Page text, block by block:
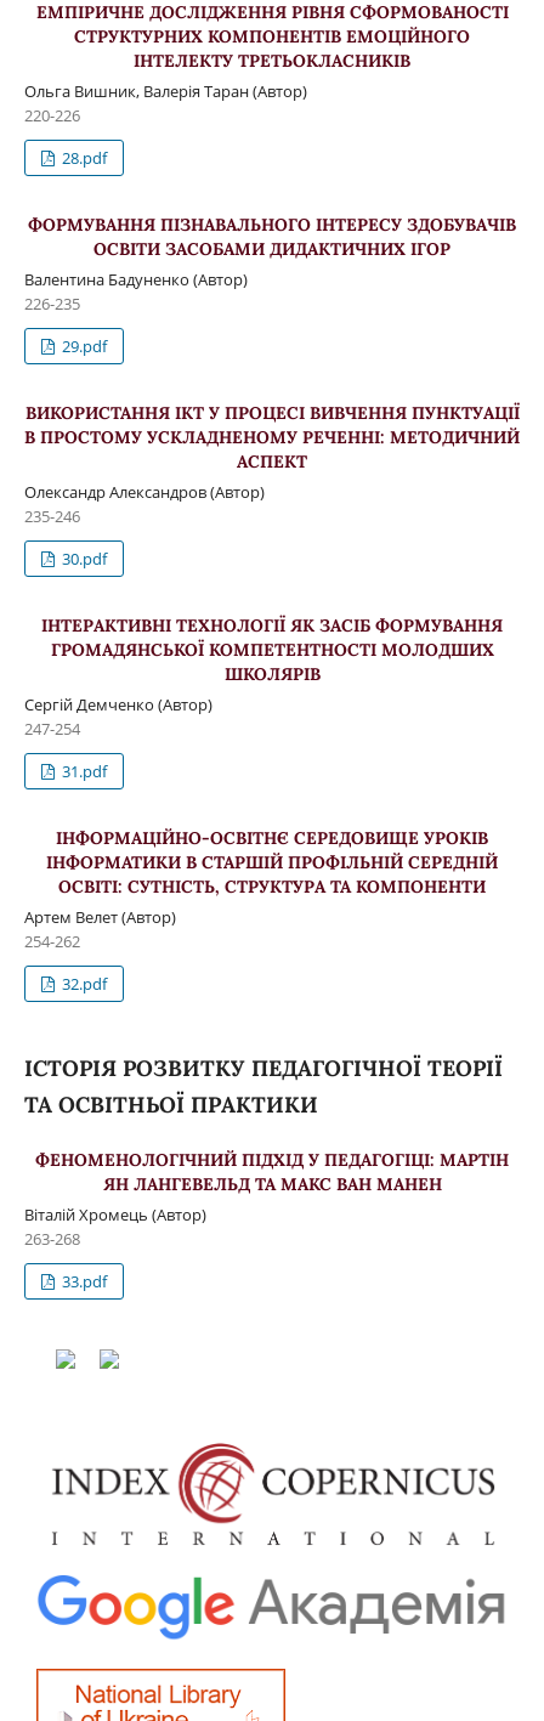
ЕМПІРИЧНЕ ДОСЛІДЖЕННЯ РІВНЯ СФОРМОВАНОСТІ
СТРУКТУРНИХ КОМПОНЕНТІВ ЕМОЦІЙНОГО
ІНТЕЛЕКТУ ТРЕТЬОКЛАСНИКІВ
Ольга Вишник, Валерія Таран (Автор)
220-226
28.pdf
ФОРМУВАННЯ ПІЗНАВАЛЬНОГО ІНТЕРЕСУ ЗДОБУВАЧІВ
ОСВІТИ ЗАСОБАМИ ДИДАКТИЧНИХ ІГОР
Валентина Бадуненко (Автор)
226-235
29.pdf
ВИКОРИСТАННЯ ІКТ У ПРОЦЕСІ ВИВЧЕННЯ ПУНКТУАЦІЇ
В ПРОСТОМУ УСКЛАДНЕНОМУ РЕЧЕННІ: МЕТОДИЧНИЙ
АСПЕКТ
Олександр Александров (Автор)
235-246
30.pdf
ІНТЕРАКТИВНІ ТЕХНОЛОГІЇ ЯК ЗАСІБ ФОРМУВАННЯ
ГРОМАДЯНСЬКОЇ КОМПЕТЕНТНОСТІ МОЛОДШИХ
ШКОЛЯРІВ
Сергій Демченко (Автор)
247-254
31.pdf
ІНФОРМАЦІЙНО-ОСВІТНЄ СЕРЕДОВИЩЕ УРОКІВ
ІНФОРМАТИКИ В СТАРШІЙ ПРОФІЛЬНІЙ СЕРЕДНІЙ
ОСВІТІ: СУТНІСТЬ, СТРУКТУРА ТА КОМПОНЕНТИ
Артем Велет (Автор)
254-262
32.pdf
ІСТОРІЯ РОЗВИТКУ ПЕДАГОГІЧНОЇ ТЕОРІЇ
ТА ОСВІТНЬОЇ ПРАКТИКИ
ФЕНОМЕНОЛОГІЧНИЙ ПІДХІД У ПЕДАГОГІЦІ: МАРТІН
ЯН ЛАНГЕВЕЛЬД ТА МАКС ВАН МАНЕН
Віталій Хромець (Автор)
263-268
33.pdf